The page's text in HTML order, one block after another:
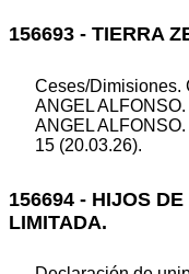
156693 - TIERRA
Ceses/Dimisiones.
ANGEL
ANGEL
15 (20.03.26).
156694 - HIJOS
LIMITADA.